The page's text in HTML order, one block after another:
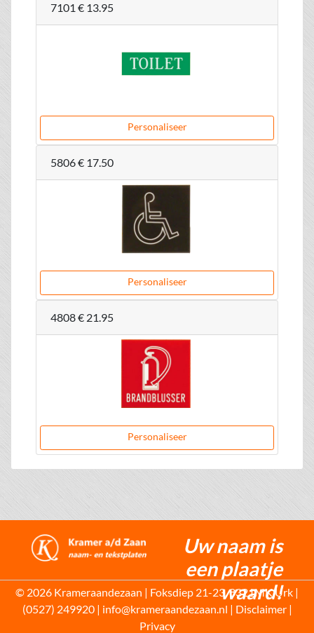
7101 € 13.95
Personaliseer
5806€ 17.50
Personaliseer
4808€ 21.95
Personaliseer
Uw naam is
een plaatje
waard!
© 2026 Krameraandezaan | Foksdiep 21-23, 8321MK Urk |
(0527) 249920 | info@krameraandezaan.nl | Disclaimer|
Privacy